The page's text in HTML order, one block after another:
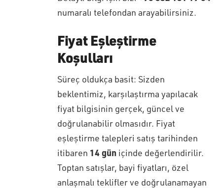
numaralı telefondan arayabilirsiniz.
Fiyat Eşleştirme
Koşulları
Süreç oldukça basit: Sizden
beklentimiz, karşılaştırma yapılacak
fiyat bilgisinin gerçek, güncel ve
doğrulanabilir olmasıdır. Fiyat
eşleştirme talepleri satış tarihinden
itibaren 14 gün içinde değerlendirilir.
Toptan satışlar, bayi fiyatları, özel
anlaşmalı teklifler ve doğrulanamayan